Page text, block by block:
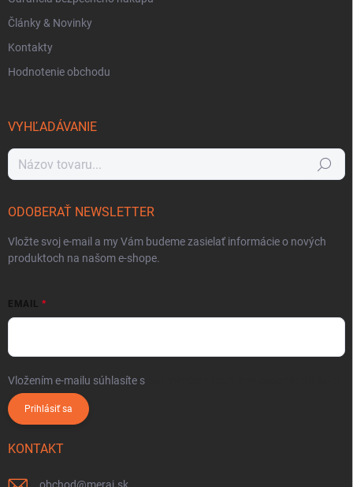
Články & Novinky
Kontakty
Hodnotenie obchodu
VYHĽADÁVANIE
Hľadať
ODOBERAŤ NEWSLETTER
Vložte svoj e-mail a my Vám budeme zasielať informácie o nových
produktoch na našom e-shope.
EMAIL
Vložením e-mailu súhlasíte s
Prihlásiť sa
KONTAKT